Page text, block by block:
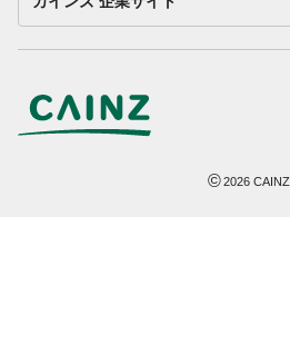
©2026 CAINZ